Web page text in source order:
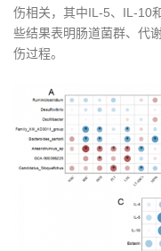
伤相关，其中IL-5、IL-10
些结果表明肠道菌群、代
伤过程。